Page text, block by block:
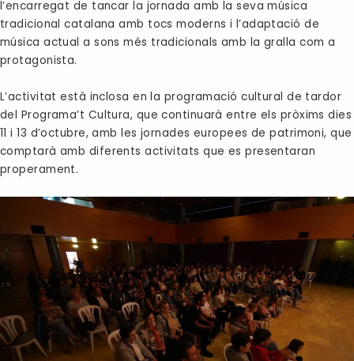
l’encarregat de tancar la jornada amb la seva música
tradicional catalana amb tocs moderns i l’adaptació de
música actual a sons més tradicionals amb la gralla com a
protagonista.
L’activitat està inclosa en la programació cultural de tardor
del Programa’t Cultura, que continuarà entre els pròxims dies
11 i 13 d’octubre, amb les jornades europees de patrimoni, que
comptarà amb diferents activitats que es presentaran
properament.